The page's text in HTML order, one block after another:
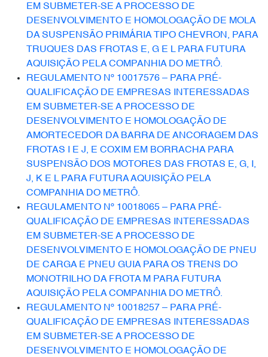
EM SUBMETER-SE A PROCESSO DE
DESENVOLVIMENTO E HOMOLOGAÇÃO DE MOLA
DA SUSPENSÃO PRIMÁRIA TIPO CHEVRON, PARA
TRUQUES DAS FROTAS E, G E L PARA FUTURA
AQUISIÇÃO PELA COMPANHIA DO METRÔ.
REGULAMENTO Nº 10017576 – PARA PRÉ-
QUALIFICAÇÃO DE EMPRESAS INTERESSADAS
EM SUBMETER-SE A PROCESSO DE
DESENVOLVIMENTO E HOMOLOGAÇÃO DE
AMORTECEDOR DA BARRA DE ANCORAGEM DAS
FROTAS I E J, E COXIM EM BORRACHA PARA
SUSPENSÃO DOS MOTORES DAS FROTAS E, G, I,
J, K E L PARA FUTURA AQUISIÇÃO PELA
COMPANHIA DO METRÔ.
REGULAMENTO Nº 10018065 – PARA PRÉ-
QUALIFICAÇÃO DE EMPRESAS INTERESSADAS
EM SUBMETER-SE A PROCESSO DE
DESENVOLVIMENTO E HOMOLOGAÇÃO DE PNEU
DE CARGA E PNEU GUIA PARA OS TRENS DO
MONOTRILHO DA FROTA M PARA FUTURA
AQUISIÇÃO PELA COMPANHIA DO METRÔ.
REGULAMENTO Nº 10018257 – PARA PRÉ-
QUALIFICAÇÃO DE EMPRESAS INTERESSADAS
EM SUBMETER-SE A PROCESSO DE
DESENVOLVIMENTO E HOMOLOGAÇÃO DE